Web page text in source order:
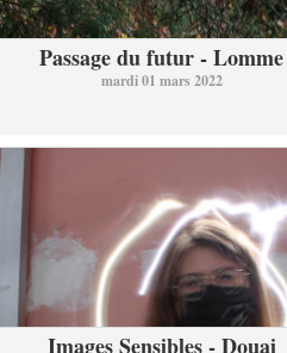
Passage du futur - Lomme
mardi 01 mars 2022
Images Sensibles - Douai